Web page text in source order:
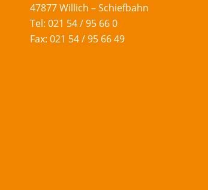
47877 Willich – Schiefbahn
Tel: 021 54 / 95 66 0
Fax: 021 54 / 95 66 49